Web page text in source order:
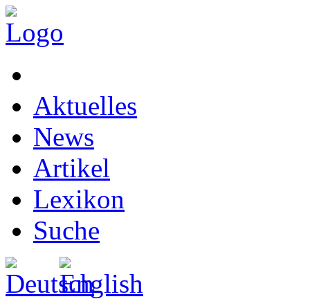
Aktuelles
News
Artikel
Lexikon
Suche